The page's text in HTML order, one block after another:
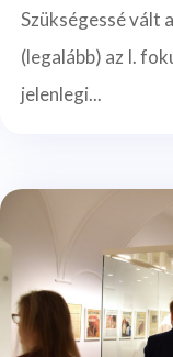
Szükségessé vált
(legalább) az I.
jelenlegi...